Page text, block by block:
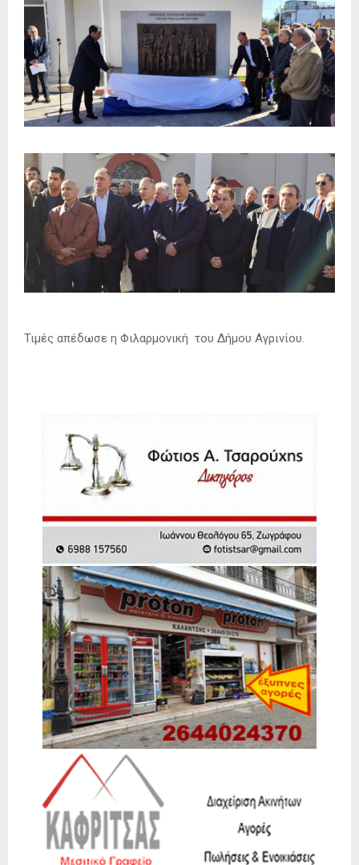
Τιμές απέδωσε η Φιλαρμονική του Δήμου Αγρινίου.